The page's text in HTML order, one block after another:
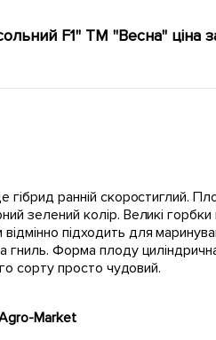
F1" ТМ "Весна" ціна
гібрид ранній скоростиглий.
зелений колір. Великі
підходить для
гниль. Форма плоду
сорту просто чудовий.
Market